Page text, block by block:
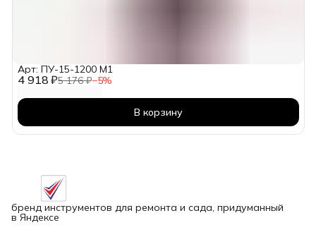
4 918 ₽5 176 ₽−5%
Арт: ПУ-15-1200 М1
В корзину
бренд инструментов для ремонта и сада, придуманный
в Яндексе